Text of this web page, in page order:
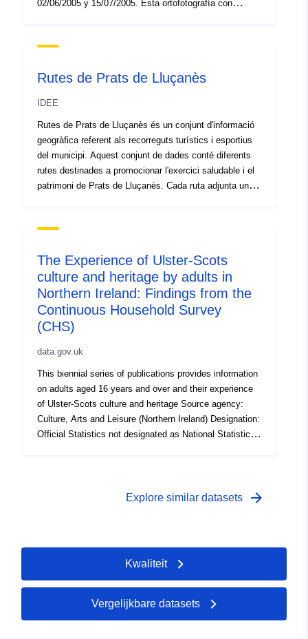
02/06/2005 y 15/07/2005. Esta ortofotografía con
UTM.
Rutes de Prats de Lluçanès
IDEE
Rutes de Prats de Lluçanès és un conjunt d'informació
geogràfica referent als recorreguts turístics i esportius
del municipi. Aquest conjunt de dades conté diferents
rutes destinades a promocionar l'exercici saludable i el
patrimoni de Prats de Lluçanès. Cada ruta adjunta un
descripció del recorregut i dels punts d'interès.
dificultat i a les diferents modalitats de recórrer l'itinerari.
The Experience of Ulster-Scots
culture and heritage by adults in
Northern Ireland: Findings from the
Continuous Household Survey
(CHS)
data.gov.uk
This biennial series of publications provides information
on adults aged 16 years and over and their experience
of Ulster-Scots culture and heritage Source agency:
Culture, Arts and Leisure (Northern Ireland) Designation:
Official Statistics not designated as National Statistics
Explore similar datasets arrow_forward
Kwaliteit
Vergelijkbare datasets